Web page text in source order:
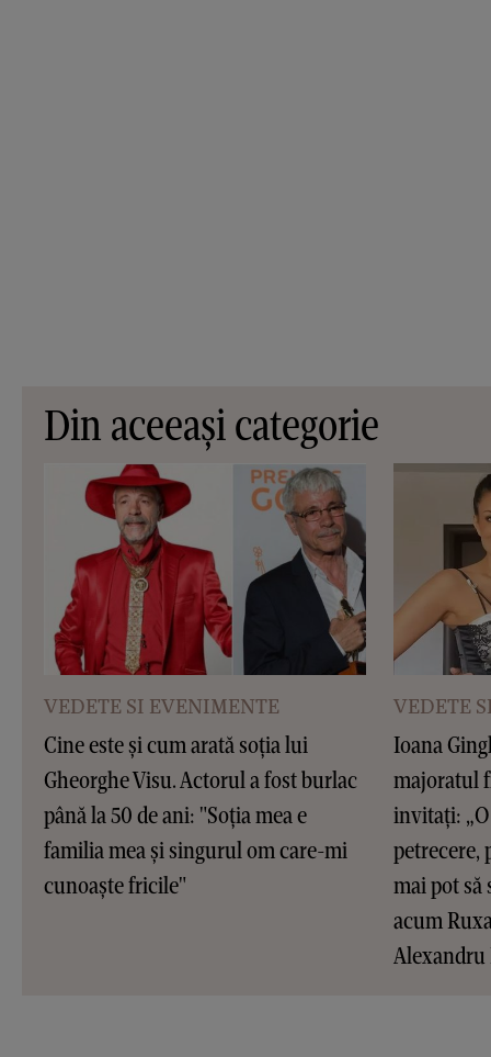
Din aceeași categorie
VEDETE SI EVENIMENTE
Cine este și cum arată soția lui
Gheorghe Visu. Actorul a fost burlac
până la 50 de ani: "Soția mea e
familia mea și singurul om care-mi
cunoaște fricile"
VEDETE
Ioana
majoratul
invitați:
petrecere,
mai pot să
acum
Alexandru